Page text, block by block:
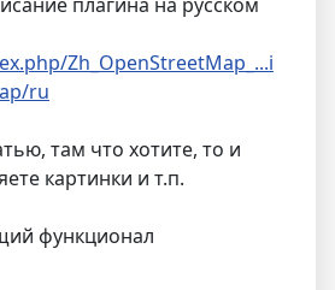
Zh_OpenStreetMap_...i
ru
там что хотите, то и
картинки и т.п.
функционал